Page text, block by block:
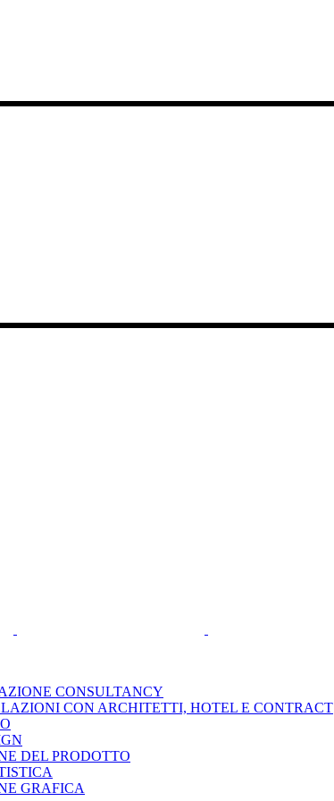
CONSULTANCY
CON ARCHITETTI, HOTEL E CONTRACT
DEL PRODOTTO
GRAFICA